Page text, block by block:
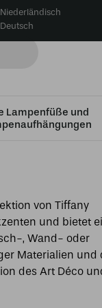
Niederländisch
Deutsch
Lampenfüße und
von Tiffany
und bietet
, Wand- oder
Materialien und
des Art Déco